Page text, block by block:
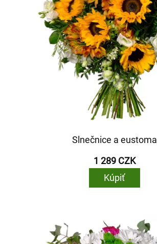
Slnečnice a eustoma
1 289 CZK
Kúpiť